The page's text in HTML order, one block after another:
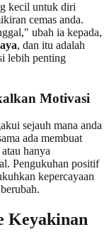
kecil untuk diri
cemas anda.
ubah ia kepada,
, dan itu adalah
lebih penting
Motivasi
sejauh mana anda
ada membuat
hanya
Pengukuhan positif
kepercayaan
Keyakinan